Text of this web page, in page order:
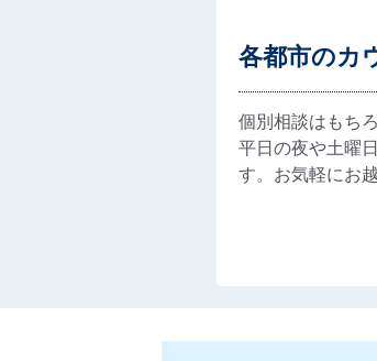
各都市のカ
個別相談はもち
平日の夜や土曜
す。お気軽にお